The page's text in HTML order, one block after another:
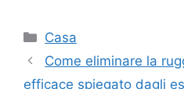
Categorie
Casa
Come eliminare la
efficace spiegato dagli